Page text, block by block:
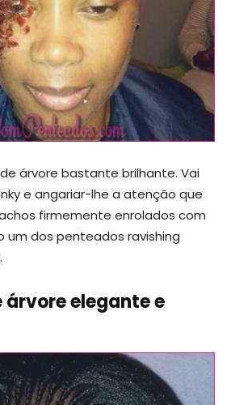
árvore bastante brilhante. Vai
e angariar-lhe a atenção que
firmemente enrolados com
um dos penteados ravishing
elegante e